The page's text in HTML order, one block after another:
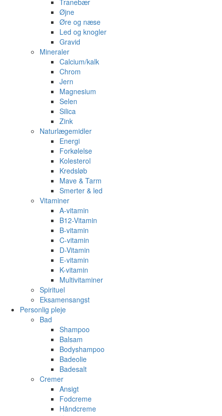
Tranebær
Øjne
Øre og næse
Led og knogler
Gravid
Mineraler
Calcium/kalk
Chrom
Jern
Magnesium
Selen
Silica
Zink
Naturlægemidler
Energi
Forkølelse
Kolesterol
Kredsløb
Mave & Tarm
Smerter & led
Vitaminer
A-vitamin
B12-Vitamin
B-vitamin
C-vitamin
D-Vitamin
E-vitamin
K-vitamin
Multivitaminer
Spirituel
Eksamensangst
Personlig pleje
Bad
Shampoo
Balsam
Bodyshampoo
Badeolie
Badesalt
Cremer
Ansigt
Fodcreme
Håndcreme